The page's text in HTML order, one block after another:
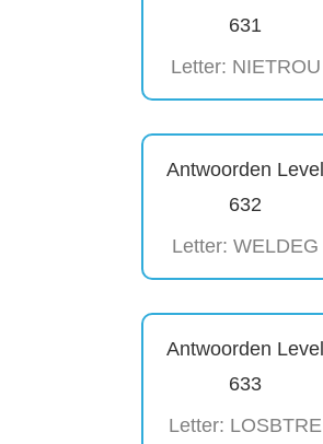
631
Letter: NIETROU
Antwoorden Level
632
Letter: WELDEG
Antwoorden Level
633
Letter: LOSBTRE